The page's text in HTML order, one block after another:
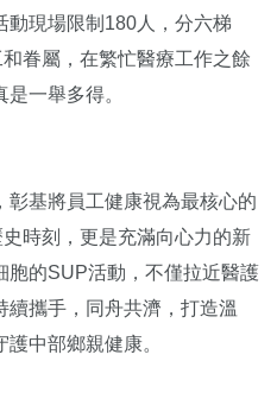
動現場限制180人，分六梯
眷屬，在繁忙醫療工作之餘
一舉多得。
彰基將員工健康視為最核心的
時刻，更是充滿向心力的新
胞的SUP活動，不僅拉近醫護
續攜手，同舟共濟，打造溫
中部鄉親健康。